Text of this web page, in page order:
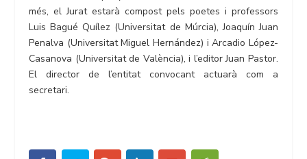
més, el Jurat estarà compost pels poetes i professors
Luis Bagué Quílez (Universitat de Múrcia), Joaquín Juan
Penalva (Universitat Miguel Hernández) i Arcadio López-
Casanova (Universitat de València), i l’editor Juan Pastor.
El director de l’entitat convocant actuarà com a
secretari.